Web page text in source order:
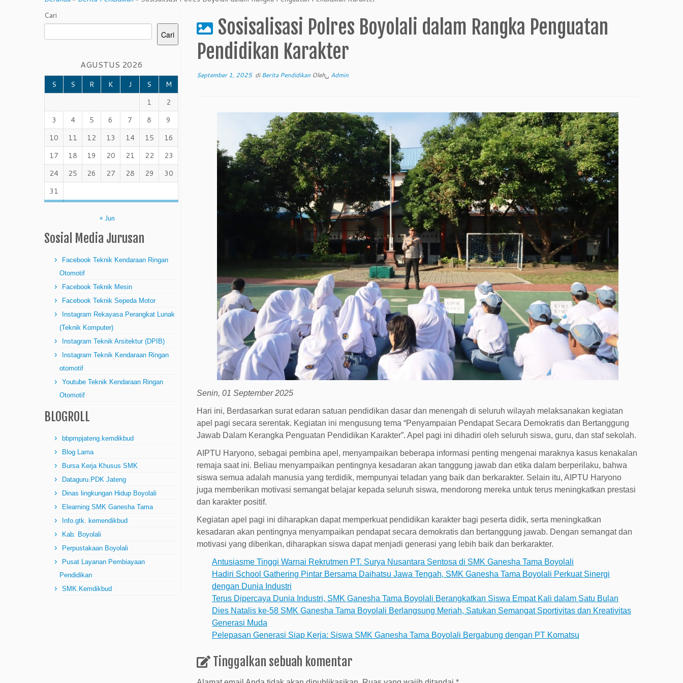
Cari
Cari
AGUSTUS 2026
S S R K J S
M
1
2
3
4 5 6 7 8
9
10
11 12 13 14 15
16
17
18 19 20 21 22
23
24
25 26 27 28 29
30
31
« Jun
Sosial Media Jurusan
Facebook Teknik Kendaraan Ringan
Otomotif
Facebook Teknik Mesin
Facebook Teknik Sepeda Motor
Instagram Rekayasa Perangkat Lunak
(Teknik Komputer)
Instagram Teknik Arsitektur (DPIB)
Instagram Teknik Kendaraan Ringan
otomotif
Youtube Teknik Kendaraan Ringan
Otomotif
BLOGROLL
bbpmpjateng.kemdikbud
Blog Lama
Bursa Kerja Khusus SMK
Dataguru.PDK Jateng
Dinas lingkungan Hidup Boyolali
Elearning SMK Ganesha Tama
Info.gtk. kemendikbud
Kab. Boyolali
Perpustakaan Boyolali
Pusat Layanan Pembiayaan
Pendidikan
SMK.Kemdikbud
Sosisalisasi Polres Boyolali dalam Rangka Penguatan
Pendidikan Karakter
September 1, 2025diBerita Pendidikan Oleh␣ Admin
Senin, 01 September 2025
Hari ini, Berdasarkan surat edaran satuan pendidikan dasar dan menengah di seluruh wilayah melaksanakan kegiatan
apel pagi secara serentak. Kegiatan ini mengusung tema “Penyampaian Pendapat Secara Demokratis dan Bertanggung
Jawab Dalam Kerangka Penguatan Pendidikan Karakter”. Apel pagi ini dihadiri oleh seluruh siswa, guru, dan staf sekolah.
AIPTU Haryono, sebagai pembina apel, menyampaikan beberapa informasi penting mengenai maraknya kasus kenakalan
remaja saat ini. Beliau menyampaikan pentingnya kesadaran akan tanggung jawab dan etika dalam berperilaku, bahwa
siswa semua adalah manusia yang terdidik, mempunyai teladan yang baik dan berkarakter. Selain itu, AIPTU Haryono
juga memberikan motivasi semangat belajar kepada seluruh siswa, mendorong mereka untuk terus meningkatkan prestasi
dan karakter positif.
Kegiatan apel pagi ini diharapkan dapat memperkuat pendidikan karakter bagi peserta didik, serta meningkatkan
kesadaran akan pentingnya menyampaikan pendapat secara demokratis dan bertanggung jawab. Dengan semangat dan
motivasi yang diberikan, diharapkan siswa dapat menjadi generasi yang lebih baik dan berkarakter.
Antusiasme Tinggi Warnai Rekrutmen PT. Surya Nusantara Sentosa di SMK Ganesha Tama Boyolali
Hadiri School Gathering Pintar Bersama Daihatsu Jawa Tengah, SMK Ganesha Tama Boyolali Perkuat Sinergi
dengan Dunia Industri
Terus Dipercaya Dunia Industri, SMK Ganesha Tama Boyolali Berangkatkan Siswa Empat Kali dalam Satu Bulan
Dies Natalis ke-58 SMK Ganesha Tama Boyolali Berlangsung Meriah, Satukan Semangat Sportivitas dan Kreativitas
Generasi Muda
Pelepasan Generasi Siap Kerja: Siswa SMK Ganesha Tama Boyolali Bergabung dengan PT Komatsu
Tinggalkan sebuah komentar